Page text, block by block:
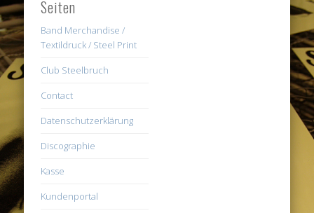
Seiten
Band Merchandise /
Textildruck / Steel Print
Club Steelbruch
Contact
Datenschutzerklärung
Discographie
Kasse
Kundenportal